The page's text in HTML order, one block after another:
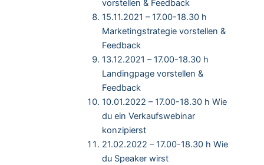
vorstellen & Feedback
15.11.2021 – 17.00-18.30 h
Marketingstrategie vorstellen &
Feedback
13.12.2021 – 17.00-18.30 h
Landingpage vorstellen &
Feedback
10.01.2022 – 17.00-18.30 h Wie
du ein Verkaufswebinar
konzipierst
21.02.2022 – 17.00-18.30 h Wie
du Speaker wirst